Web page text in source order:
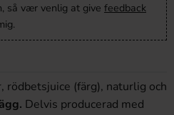
så vær venlig at give feedback
rödbetsjuice (färg), naturlig och
Delvis producerad med